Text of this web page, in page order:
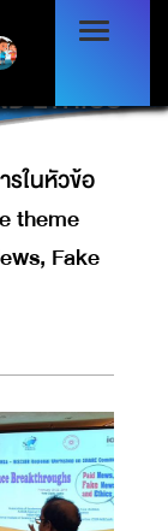
รในหัวข้อ
THE
ETHICS
รในหัวข้อ
theme
Fake